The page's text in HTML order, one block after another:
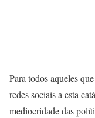
Para todos aqueles
redes sociais a esta
mediocridade das